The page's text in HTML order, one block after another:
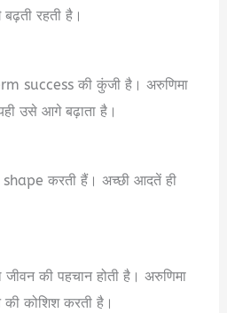
रहती है।
success की कुंजी है। अरुणिमा
उसे आगे बढ़ाता है।
shape करती हैं। अच्छी आदतें ही
की पहचान होती है। अरुणिमा
कोशिश करती है।